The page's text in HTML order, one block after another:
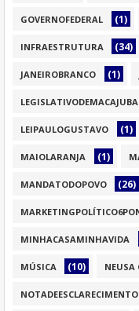
GOVERNOFEDERAL (1)
INFRAESTRUTURA (34)
JANEIROBRANCO (1)
LEGISLATIVODEMACAJUBA
LEIPAULOGUSTAVO (1)
MAIOLARANJA (1)
MANDATODOPOVO (26)
MINHACASAMINHAVIDA
MÚSICA (10) NEUSA
NOTADEESCLARECIMENTO